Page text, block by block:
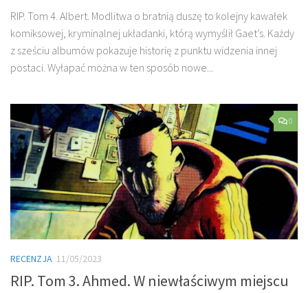
RIP. Tom 4. Albert. Modlitwa o bratnią duszę to kolejny kawałek
komiksowej, kryminalnej układanki, którą wymyślił Gaet’s. Każdy
z sześciu albumów pokazuje historię z punktu widzenia innej
postaci. Wyłapać można w ten sposób nowe...
0
RECENZJA 11/05/2023
RIP. Tom 3. Ahmed. W niewłaściwym miejscu